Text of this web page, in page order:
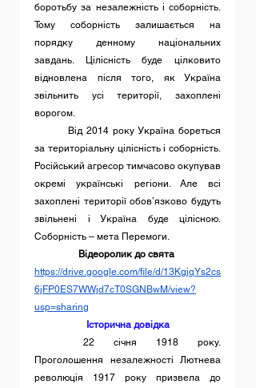
боротьбу за незалежність і соборність.
Тому соборність залишається на
порядку денному національних
завдань. Цілісність буде цілковито
відновлена після того, як Україна
звільнить усі території, захоплені
ворогом.
за територіальну цілісність і соборність.
Російський агресор тимчасово окупував
окремі українські регіони. Але всі
захоплені території обов’язково будуть
звільнені і Україна буде цілісною.
Соборність – мета Перемоги.
Відеоролик до свята
https://drive.google.com/file/d/13KgjqYs2cs
6jFP0ES7WWjd7cT0SGNBwM/view?
usp=sharing
Історична довідка
Проголошення незалежності Лютнева
революція 1917 року призвела до